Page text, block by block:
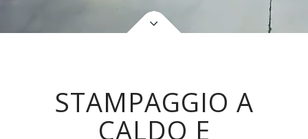
STAMPAGGIO A
CALDO E